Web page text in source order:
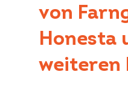
von
Honesta
weiteren